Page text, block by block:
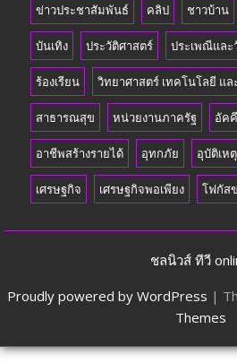
ข่าวประชาสัมพันธ์ คลิป ชาวบ้าน
บันเทิง ประวัติศาสตร์ ประเพณีแล
ร้องเรียน วิทยาศาสตร์ เทคโนโลยี แ
สาธารณสุข หน่วยงานภาครัฐ อัค
อาชีพสร้างรายได้ อุทกภัย อุบัติเหตุ
เศรษฐกิจ เศรษฐกิจพอเพียง โฟกัส
ชลนิวส์ ทีวี
Proudly powered by WordPress |
Themes